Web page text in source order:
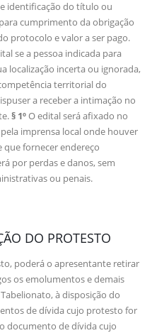
identificação do título ou
cumprimento da obrigação
protocolo e valor a ser pago.
se a pessoa indicada para
localização incerta ou ignorada,
territorial do
a receber a intimação no
§ 1ºO edital será afixado no
imprensa local onde houver
que fornecer endereço
por perdas e danos, sem
ou penais.
DO PROTESTO
poderá o apresentante retirar
os emolumentos e demais
à disposição do
de dívida cujo protesto for
documento de dívida cujo